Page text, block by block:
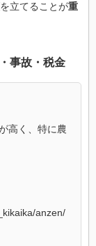
を立てることが重
・ 事故 ・ 税金
高く、特に農
anzen/